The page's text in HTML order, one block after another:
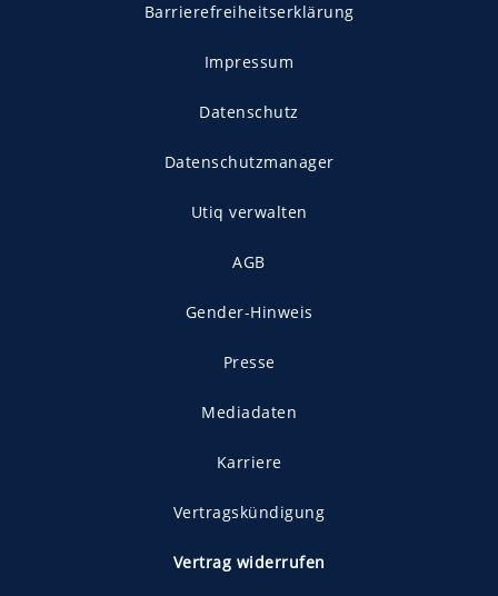
Barrierefreiheitserklärung
Impressum
Datenschutz
Datenschutzmanager
Utiq verwalten
AGB
Gender-Hinweis
Presse
Mediadaten
Karriere
Vertragskündigung
Vertrag widerrufen